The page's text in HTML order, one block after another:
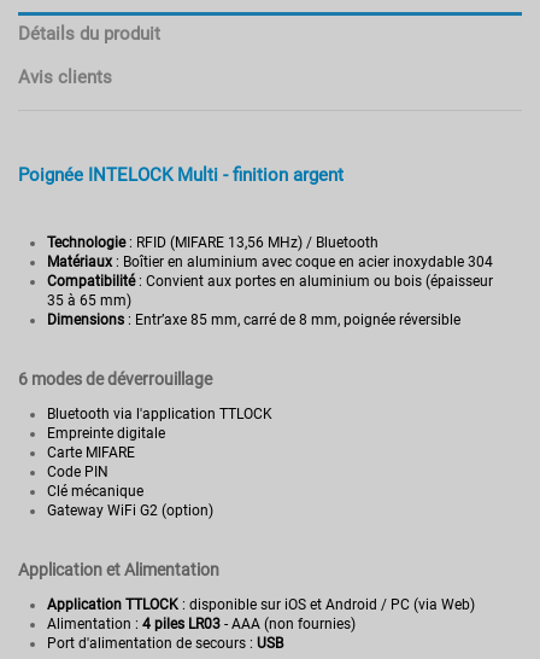
Détails du produit
Avis clients
Poignée INTELOCK Multi - finition argent
Technologie: RFID (MIFARE 13,56 MHz) / Bluetooth
Matériaux: Boîtier en aluminium avec coque en acier inoxydable 304
Compatibilité: Convient aux portes en aluminium ou bois (épaisseur
35 à 65 mm)
Dimensions : Entr’axe 85 mm, carré de 8 mm, poignée réversible
6 modes de déverrouillage
Bluetooth via l'application TTLOCK
Empreinte digitale
Carte MIFARE
Code PIN
Clé mécanique
Gateway WiFi G2 (option)
Application et Alimentation
Application TTLOCK : disponible sur iOS et Android / PC (via Web)
Alimentation : 4 piles LR03 - AAA (non fournies)
Port d'alimentation de secours : USB